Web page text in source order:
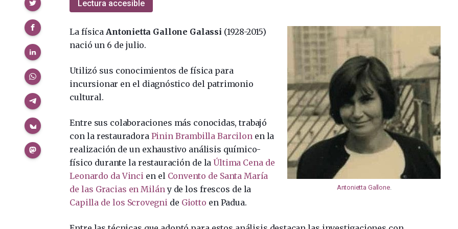
Lectura accesible
Antonietta Gallone.
La física Antonietta Gallone Galassi (1928-2015)
nació un 6 de julio.
Utilizó sus conocimientos de física para
incursionar en el diagnóstico del patrimonio
cultural.
Entre sus colaboraciones más conocidas, trabajó ​​
con la restauradora Pinin Brambilla Barcilon en la
realización de un exhaustivo análisis químico-
físico durante la restauración de la Última Cena de
Leonardo da Vinci en el Convento de Santa María
de las Gracias en Milán y de los frescos de la
Capilla de los Scrovegni de Giotto en Padua.